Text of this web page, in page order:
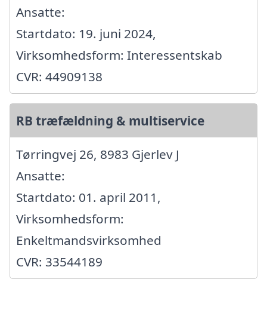
Ansatte:
Startdato: 19. juni 2024,
Virksomhedsform: Interessentskab
CVR: 44909138
RB træfældning & multiservice
Tørringvej 26, 8983 Gjerlev J
Ansatte:
Startdato: 01. april 2011,
Virksomhedsform:
Enkeltmandsvirksomhed
CVR: 33544189